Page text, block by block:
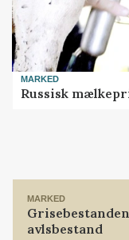
MARKED
Russisk
MARKED
avlsbestand